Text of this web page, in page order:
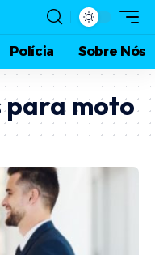
Polícia Sobre Nós
moto